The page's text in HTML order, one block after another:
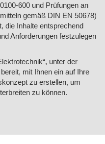
600 und Prüfungen an
gemäß DIN EN 50678)
die Inhalte entsprechend
Anforderungen festzulegen
unter der
mit Ihnen ein auf Ihre
zu erstellen, um
zu können.